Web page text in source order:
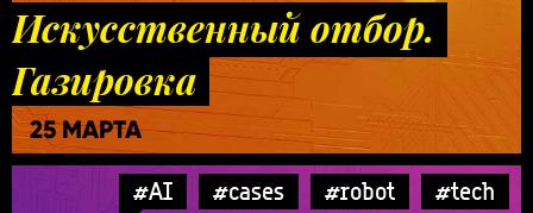
Искусственный отбор.
Газировка
25 МАРТА
#AI #cases #robot #tech